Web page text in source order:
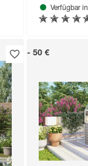
Verfügbar in
- 50 €